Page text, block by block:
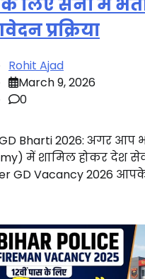
लिए सेना में
प्रक्रिया
Rohit Ajad
March 9, 2026
0
Bharti 2026: अगर आप
में शामिल होकर देश
GD Vacancy 2026